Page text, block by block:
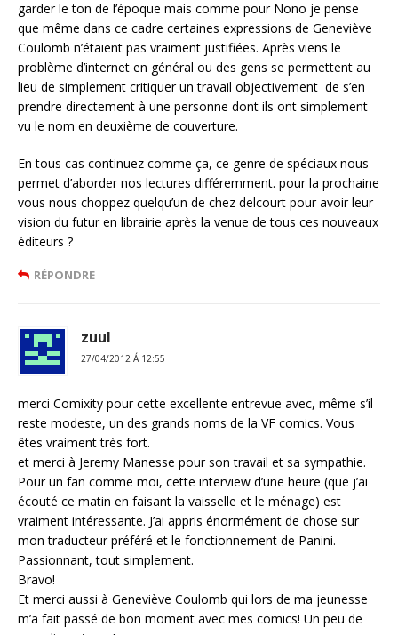
garder le ton de l’époque mais comme pour Nono je pense
que même dans ce cadre certaines expressions de Geneviève
Coulomb n’étaient pas vraiment justifiées. Après viens le
problème d’internet en général ou des gens se permettent au
lieu de simplement critiquer un travail objectivement de s’en
prendre directement à une personne dont ils ont simplement
vu le nom en deuxième de couverture.
En tous cas continuez comme ça, ce genre de spéciaux nous
permet d’aborder nos lectures différemment. pour la prochaine
vous nous choppez quelqu’un de chez delcourt pour avoir leur
vision du futur en librairie après la venue de tous ces nouveaux
éditeurs ?
RÉPONDRE
zuul
27/04/2012 Á 12:55
merci Comixity pour cette excellente entrevue avec, même s’il
reste modeste, un des grands noms de la VF comics. Vous
êtes vraiment très fort.
et merci à Jeremy Manesse pour son travail et sa sympathie.
Pour un fan comme moi, cette interview d’une heure (que j’ai
écouté ce matin en faisant la vaisselle et le ménage) est
vraiment intéressante. J’ai appris énormément de chose sur
mon traducteur préféré et le fonctionnement de Panini.
Passionnant, tout simplement.
Bravo!
Et merci aussi à Geneviève Coulomb qui lors de ma jeunesse
m’a fait passé de bon moment avec mes comics! Un peu de